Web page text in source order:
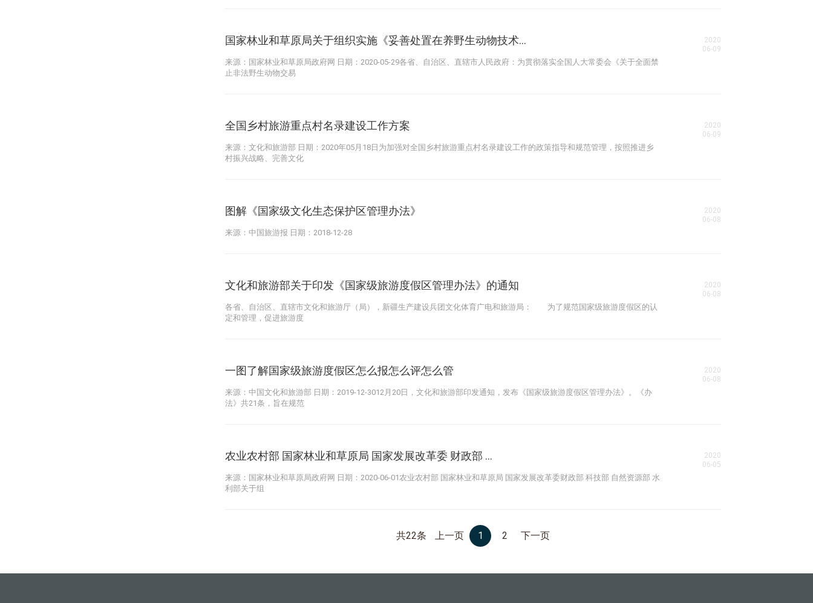
国家林业和草原局关于组织实施《妥善处置在养野生动物技术...
来源：国家林业和草原局政府网 日期：2020-05-29各省、自治区、直辖市人民政府：为贯彻落实全国人大常委会《关于全面禁
止非法野生动物交易
2020
06-09
全国乡村旅游重点村名录建设工作方案
来源：文化和旅游部 日期：2020年05月18日为加强对全国乡村旅游重点村名录建设工作的政策指导和规范管理，按照推进乡
村振兴战略、完善文化
2020
06-09
图解《国家级文化生态保护区管理办法》
来源：中国旅游报 日期：2018-12-28
2020
06-08
文化和旅游部关于印发《国家级旅游度假区管理办法》的通知
各省、自治区、直辖市文化和旅游厅（局），新疆生产建设兵团文化体育广电和旅游局： 为了规范国家级旅游度假区的认
定和管理，促进旅游度
2020
06-08
一图了解国家级旅游度假区怎么报怎么评怎么管
来源：中国文化和旅游部 日期：2019-12-3012月20日，文化和旅游部印发通知，发布《国家级旅游度假区管理办法》。《办
法》共21条，旨在规范
2020
06-08
农业农村部 国家林业和草原局 国家发展改革委 财政部 ...
来源：国家林业和草原局政府网 日期：2020-06-01农业农村部 国家林业和草原局 国家发展改革委财政部 科技部 自然资源部 水
利部关于组
2020
06-05
共22条 上一页 1 2 下一页